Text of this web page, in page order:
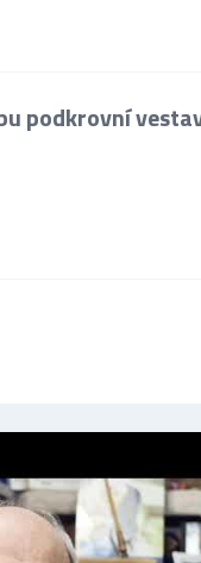
podkrovní